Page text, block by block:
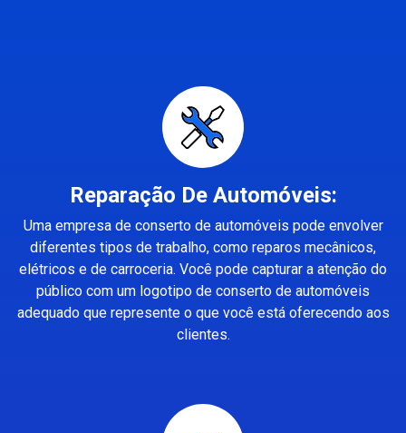
Reparação De Automóveis:
Uma empresa de conserto de automóveis pode envolver
diferentes tipos de trabalho, como reparos mecânicos,
elétricos e de carroceria. Você pode capturar a atenção do
público com um logotipo de conserto de automóveis
adequado que represente o que você está oferecendo aos
clientes.